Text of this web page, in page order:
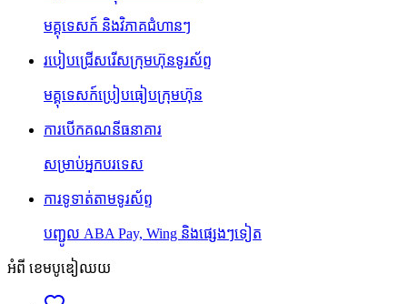
មគ្គុទេសក៍ និងវិភាគជំហានៗ
របៀបជ្រើសរើសក្រុមហ៊ុនទូរស័ព្ទ
មគ្គុទេសក៍ប្រៀបធៀបក្រុមហ៊ុន
ការបើកគណនីធនាគារ
សម្រាប់អ្នកបរទេស
ការទូទាត់តាមទូរស័ព្ទ
បញ្ជូល ABA Pay, Wing និងផ្សេងៗទៀត
អំពី ខេមបូឌៀឈយ